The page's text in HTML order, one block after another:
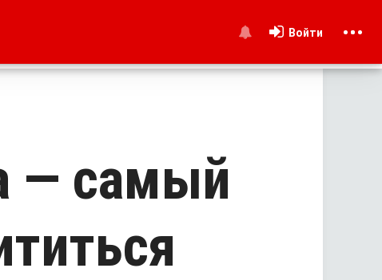
Войти
— самый